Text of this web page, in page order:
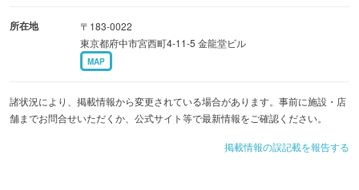
所在地
〒183-0022
東京都府中市宮西町4-11-5 金龍堂ビル
MAP
諸状況により、掲載情報から変更されている場合があります。事前に施設・店
舗までお問合せいただくか、公式サイト等で最新情報をご確認ください。
掲載情報の誤記載を報告する